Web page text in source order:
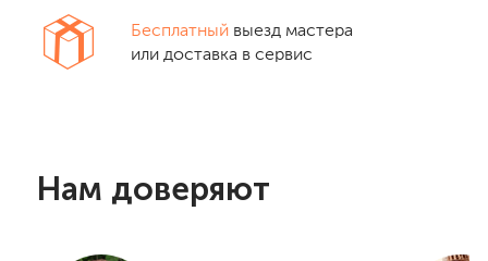
Бесплатный выезд мастера
или доставка в сервис
Нам доверяют